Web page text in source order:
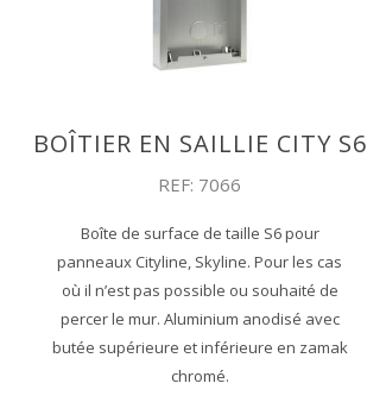
BOÎTIER EN SAILLIE CITY S6
REF: 7066
Boîte de surface de taille S6 pour
panneaux Cityline, Skyline. Pour les cas
où il n’est pas possible ou souhaité de
percer le mur. Aluminium anodisé avec
butée supérieure et inférieure en zamak
chromé.